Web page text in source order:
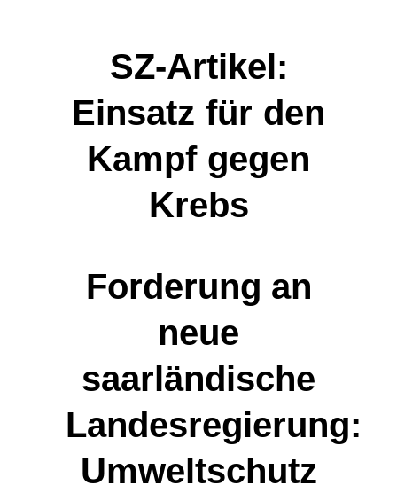
SZ-Artikel:
Einsatz für den
Kampf gegen
Krebs
Forderung an
neue
saarländische
Landesregierung:
Umweltschutz